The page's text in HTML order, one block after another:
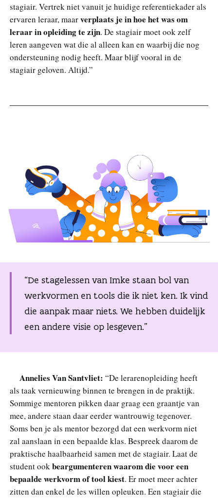
stagiair. Vertrek niet vanuit je huidige referentiekader als
ervaren leraar, maarverplaats je in hoe het was om
leraar in opleiding te zijn. De stagiair moet ook zelf
leren aangeven wat die al alleen kan en waarbij die nog
ondersteuning nodig heeft. Maar blijf vooral in de
stagiair geloven. Altijd.”
“De stagelessen van Imke staan bol van
werkvormen en tools die ik niet ken. Ik vind
die aanpak maar niets. We hebben duidelijk
een andere visie op lesgeven.”
Annelies Van Santvliet: “De lerarenopleiding heeft
als taak vernieuwing binnen te brengen in de praktijk.
Sommige mentoren pikken daar graag een graantje van
mee, andere staan daar eerder wantrouwig tegenover.
Soms ben je als mentor bezorgd dat een werkvorm niet
zal aanslaan in een bepaalde klas. Bespreek daarom de
praktische haalbaarheid samen met de stagiair. Laat de
student ookbeargumenteren waarom die voor een
bepaalde werkvorm of tool kiest. Er moet meer achter
zitten dan enkel de les willen opleuken. Een stagiair die